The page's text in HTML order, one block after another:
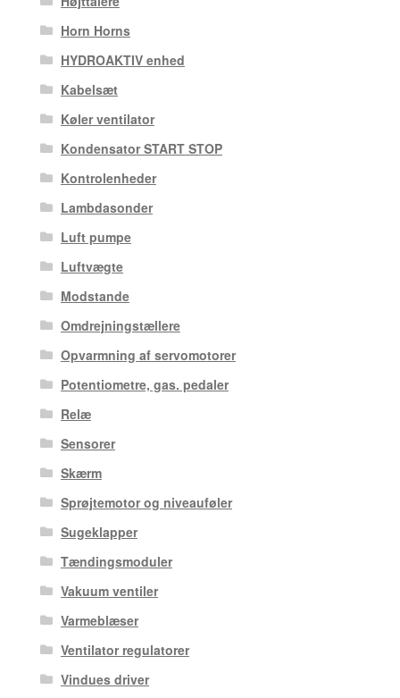
Horn Horns
HYDROAKTIV enhed
Kabelsæt
Køler ventilator
Kondensator START STOP
Kontrolenheder
Lambdasonder
Luft pumpe
Luftvægte
Modstande
Omdrejningstællere
Opvarmning af servomotorer
Potentiometre, gas. pedaler
Relæ
Sensorer
Skærm
Sprøjtemotor og niveauføler
Sugeklapper
Tændingsmoduler
Vakuum ventiler
Varmeblæser
Ventilator regulatorer
Vindues driver